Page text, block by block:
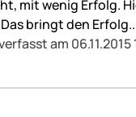
mit wenig Erfolg.
bringt den
am 06.11.2015